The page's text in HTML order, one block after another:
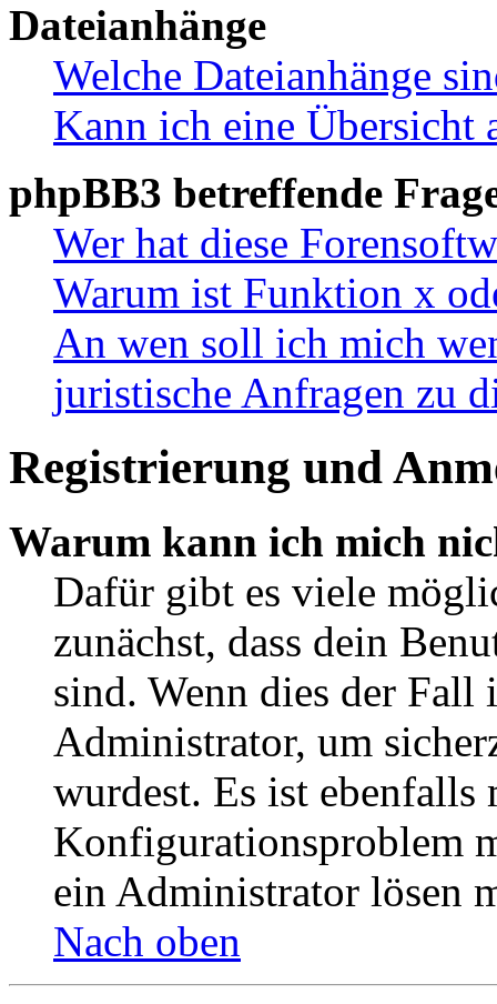
Dateianhänge
Welche Dateianhänge
Kann ich eine Übersicht
phpBB3 betreffende
Wer hat diese
Warum ist Funktion x
An wen soll ich mich
juristische Anfragen zu
Registrierung und
Warum kann ich mich
Dafür gibt es viele
zunächst, dass dein
sind. Wenn dies der Fall
Administrator, um
wurdest. Es ist ebenfalls
Konfigurationsproblem
ein Administrator lösen
Nach oben